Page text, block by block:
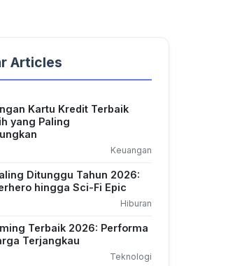
Articles
Kartu Kredit Terbaik
yang Paling
Keuangan
Ditunggu Tahun 2026:
hingga Sci-Fi Epic
Hiburan
Terbaik 2026: Performa
Terjangkau
Teknologi